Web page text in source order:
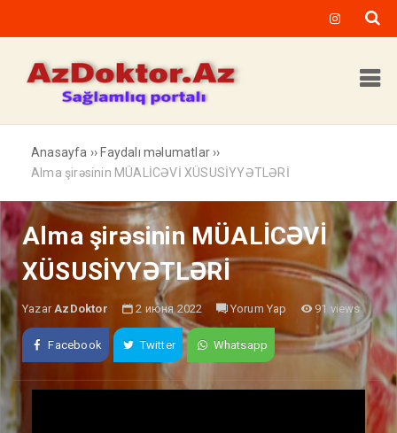
Anasayfa ›› Faydalı məlumatlar ››
Alma şirəsinin MÜALİCƏVİ XÜSUSİYYƏTLƏRİ
Alma şirəsinin MÜALİCƏVİ
XÜSUSİYYƏTLƏRİ
Yazar AzDoktor 2 июня 2022 Yorum Yap 91 views
Facebook Twitter Whatsapp